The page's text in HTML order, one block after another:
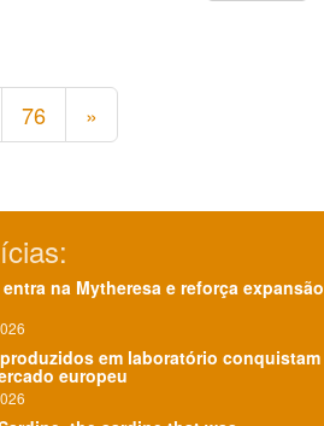
76 »
entra na Mytheresa e reforça expansão
em laboratório conquistam
europeu